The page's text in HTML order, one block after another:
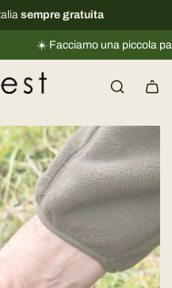
sempre gratuita
information→
una piccola pausa |Le